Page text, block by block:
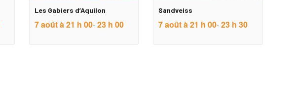
Les Gabiers d’Aquilon
7 août à 21 h 00- 23 h 00
Sandveiss
7 août à 21 h 00- 23 h 30